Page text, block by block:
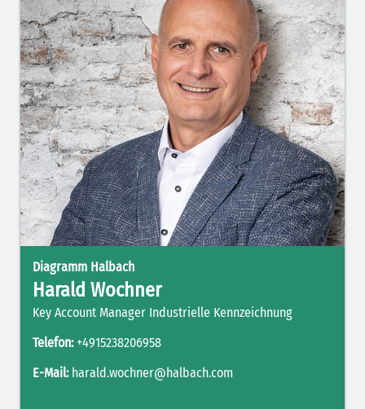
Diagramm Halbach
Harald Wochner
Key Account Manager Industrielle Kennzeichnung
Telefon: +4915238206958
E-Mail: harald.wochner@halbach.com